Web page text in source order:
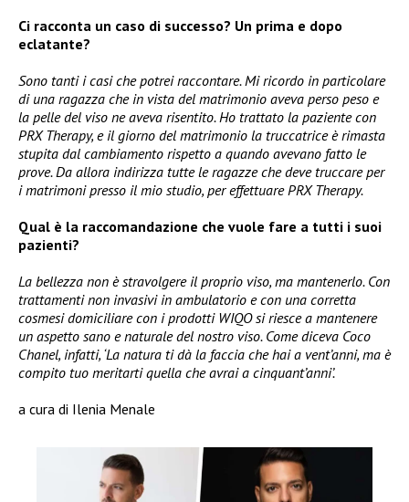
Ci racconta un caso di successo? Un prima e dopo
eclatante?
Sono tanti i casi che potrei raccontare. Mi ricordo in particolare
di una ragazza che in vista del matrimonio aveva perso peso e
la pelle del viso ne aveva risentito. Ho trattato la paziente con
PRX Therapy, e il giorno del matrimonio la truccatrice è rimasta
stupita dal cambiamento rispetto a quando avevano fatto le
prove. Da allora indirizza tutte le ragazze che deve truccare per
i matrimoni presso il mio studio, per effettuare PRX Therapy.
Qual è la raccomandazione che vuole fare a tutti i suoi
pazienti?
La bellezza non è stravolgere il proprio viso, ma mantenerlo. Con
trattamenti non invasivi in ambulatorio e con una corretta
cosmesi domiciliare con i prodotti WIQO si riesce a mantenere
un aspetto sano e naturale del nostro viso. Come diceva Coco
Chanel, infatti, ‘La natura ti dà la faccia che hai a vent’anni, ma è
compito tuo meritarti quella che avrai a cinquant’anni’.
a cura di Ilenia Menale